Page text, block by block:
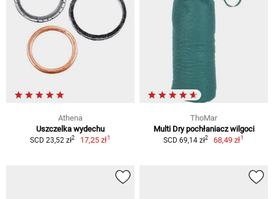
Athena
Uszczelka wydechu
SCD 23,52 zł2 17,25 zł1
ThoMar
Multi Dry pochłaniacz wilgoci
SCD 69,14 zł2 68,49 zł1